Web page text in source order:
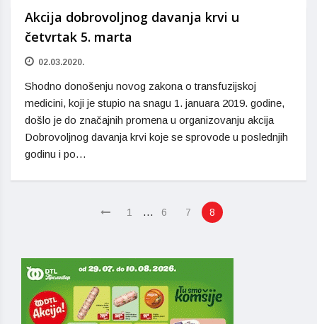
Akcija dobrovoljnog davanja krvi u
četvrtak 5. marta
02.03.2020.
Shodno donošenju novog zakona o transfuzijskoj
medicini, koji je stupio na snagu 1. januara 2019. godine,
došlo je do značajnih promena u organizovanju akcija
Dobrovoljnog davanja krvi koje se sprovode u poslednjih
godinu i po…
1 … 6 7 8